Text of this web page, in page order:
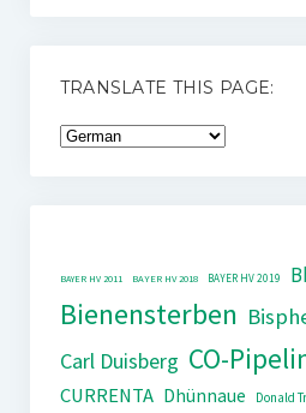
TRANSLATE THIS PAGE:
BAYER HV 2011 BAYER HV 2018 BAYER HV 2019
Bienensterben
Carl Duisberg CO-
CURRENTA Dhünnaue Donald